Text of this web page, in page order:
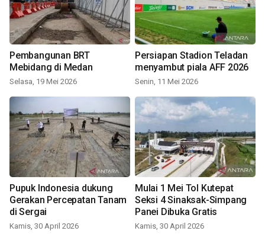
Pembangunan BRT
Mebidang di Medan
Selasa, 19 Mei 2026
Persiapan Stadion Teladan
menyambut piala AFF 2026
Senin, 11 Mei 2026
Pupuk Indonesia dukung
Gerakan Percepatan Tanam
di Sergai
Kamis, 30 April 2026
Mulai 1 Mei Tol Kutepat
Seksi 4 Sinaksak-Simpang
Panei Dibuka Gratis
Kamis, 30 April 2026